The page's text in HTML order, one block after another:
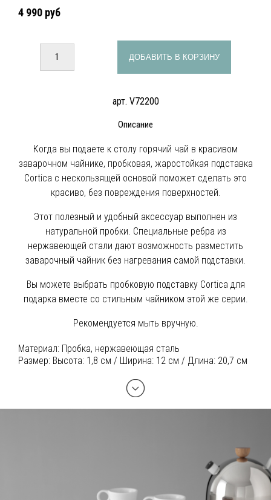
4 990 руб
ДОБАВИТЬ В КОРЗИНУ
арт. V72200
Описание
Когда вы подаете к столу горячий чай в красивом
заварочном чайнике, пробковая, жаростойкая подставка
Cortica с нескользящей основой поможет сделать это
красиво, без повреждения поверхностей.
Этот полезный и удобный аксессуар выполнен из
натуральной пробки. Специальные ребра из
нержавеющей стали дают возможность разместить
заварочный чайник без нагревания самой подставки.
Вы можете выбрать пробковую подставку Cortica для
подарка вместе со стильным чайником этой же серии.
Рекомендуется мыть вручную.
Материал: Пробка, нержавеющая сталь
Размер: Высота: 1,8 см / Ширина: 12 см / Длина: 20,7 см